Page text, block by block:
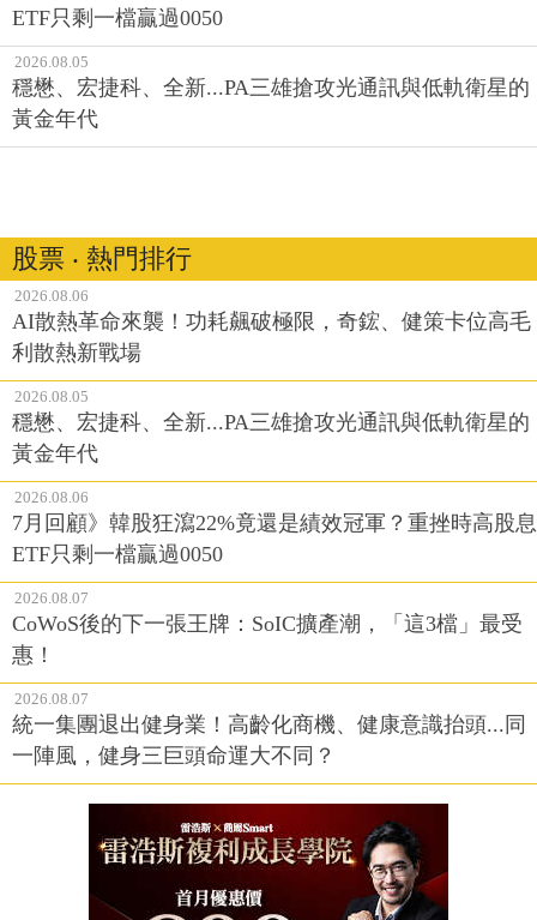
ETF只剩一檔贏過0050
2026.08.05
穩懋、宏捷科、全新...PA三雄搶攻光通訊與低軌衛星的
黃金年代
股票 ‧ 熱門排行
2026.08.06
AI散熱革命來襲！功耗飆破極限，奇鋐、健策卡位高毛
利散熱新戰場
2026.08.05
穩懋、宏捷科、全新...PA三雄搶攻光通訊與低軌衛星的
黃金年代
2026.08.06
7月回顧》韓股狂瀉22%竟還是績效冠軍？重挫時高股息
ETF只剩一檔贏過0050
2026.08.07
CoWoS後的下一張王牌：SoIC擴產潮，「這3檔」最受
惠！
2026.08.07
統一集團退出健身業！高齡化商機、健康意識抬頭...同
一陣風，健身三巨頭命運大不同？